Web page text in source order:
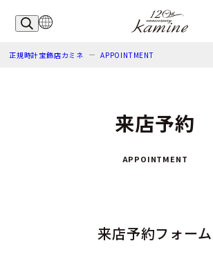
正規時計宝飾店カミネ APPOINTMENT
来店予約
APPOINTMENT
来店予約フォーム